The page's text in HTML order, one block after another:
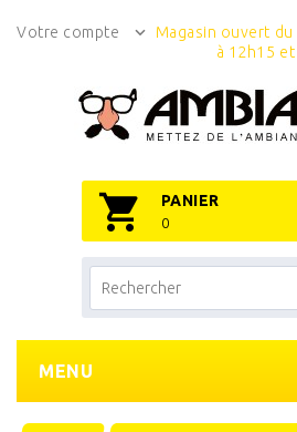
Votre compte
Magasin ouvert du
à 12h15
PANIER
0
MENU